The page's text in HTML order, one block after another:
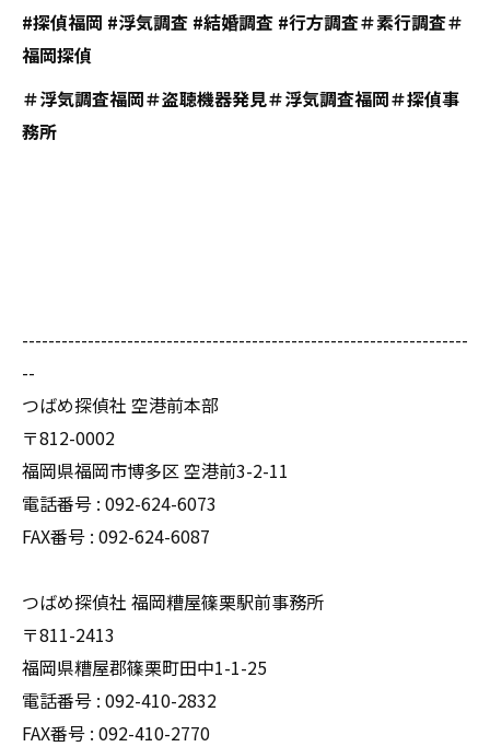
#探偵福岡 #浮気調査 #結婚調査 #行方調査＃素行調査＃
福岡探偵
＃浮気調査福岡＃盗聴機器発見＃浮気調査福岡＃探偵事
務所
--------------------------------------------------------------------
--
つばめ探偵社 空港前本部
〒812-0002
福岡県福岡市博多区 空港前3-2-11
電話番号 : 092-624-6073
FAX番号 : 092-624-6087
つばめ探偵社 福岡糟屋篠栗駅前事務所
〒811-2413
福岡県糟屋郡篠栗町田中1-1-25
電話番号 : 092-410-2832
FAX番号 : 092-410-2770